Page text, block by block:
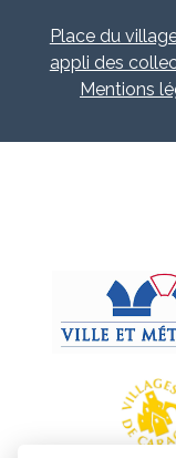
Place du
appli des
Mentions